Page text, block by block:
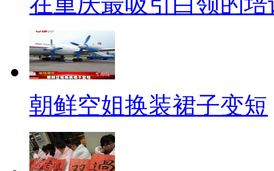
说到“渣男”又怎能少的了陈
女性的爱恋对象， 可万万没想
陈冠希一失足成了千古恨，如
朝被叫渣男，一世清明不在”啊
被称为“台版梁朝伟”的范植
哥，那差的不是一星半点。事
朝鲜空姐换装裙子变短